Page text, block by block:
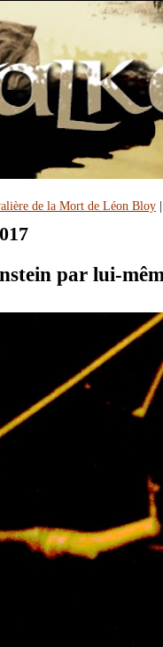
de la Mort de Léon Bloy
par lui-